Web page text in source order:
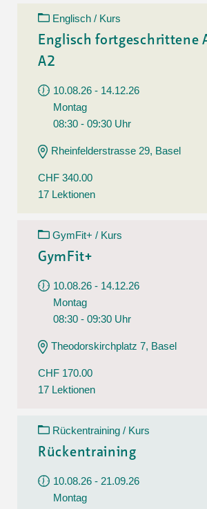
Englisch / Kurs
Englisch fortgeschrittene
A2
10.08.26 - 14.12.26
Montag
08:30 - 09:30 Uhr
Rheinfelderstrasse 29, Basel
CHF 340.00
17 Lektionen
GymFit+ / Kurs
GymFit+
10.08.26 - 14.12.26
Montag
08:30 - 09:30 Uhr
Theodorskirchplatz 7, Basel
CHF 170.00
17 Lektionen
Rückentraining / Kurs
Rückentraining
10.08.26 - 21.09.26
Montag